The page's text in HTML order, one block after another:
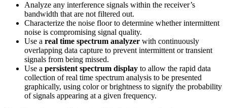
Analyze any interference signals within the receiver’s
bandwidth that are not filtered out.
Characterize the noise floor to determine whether intermittent
noise is compromising signal quality.
Use a real time spectrum analyzer with continuously
overlapping data capture to prevent intermittent or transient
signals from being missed.
Use a persistent spectrum display to allow the rapid data
collection of real time spectrum analysis to be presented
graphically, using color or brightness to signify the probability
of signals appearing at a given frequency.